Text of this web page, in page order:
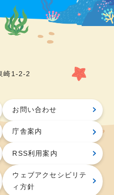
崎1-2-2
お問い合わせ
庁舎案内
RSS利用案内
ウェブアクセシビリテ
ィ方針